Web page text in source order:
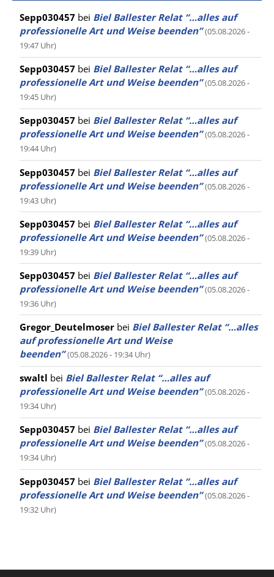
Sepp030457 bei Biel Ballester Relat “…alles auf
professionelle Art und Weise beenden” (05.08.2026 -
19:47 Uhr)
Sepp030457 bei Biel Ballester Relat “…alles auf
professionelle Art und Weise beenden” (05.08.2026 -
19:45 Uhr)
Sepp030457 bei Biel Ballester Relat “…alles auf
professionelle Art und Weise beenden” (05.08.2026 -
19:44 Uhr)
Sepp030457 bei Biel Ballester Relat “…alles auf
professionelle Art und Weise beenden” (05.08.2026 -
19:43 Uhr)
Sepp030457 bei Biel Ballester Relat “…alles auf
professionelle Art und Weise beenden” (05.08.2026 -
19:39 Uhr)
Sepp030457 bei Biel Ballester Relat “…alles auf
professionelle Art und Weise beenden” (05.08.2026 -
19:36 Uhr)
Gregor_Deutelmoser bei Biel Ballester Relat “…alles
auf professionelle Art und Weise
beenden” (05.08.2026 - 19:34 Uhr)
swaltl bei Biel Ballester Relat “…alles auf
professionelle Art und Weise beenden” (05.08.2026 -
19:34 Uhr)
Sepp030457 bei Biel Ballester Relat “…alles auf
professionelle Art und Weise beenden” (05.08.2026 -
19:34 Uhr)
Sepp030457 bei Biel Ballester Relat “…alles auf
professionelle Art und Weise beenden” (05.08.2026 -
19:32 Uhr)